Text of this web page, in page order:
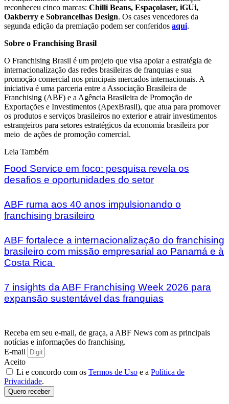
reconheceu cinco marcas: Chilli Beans, Espaçolaser, iGUi,
Oakberry e Sobrancelhas Design. Os cases vencedores da
segunda edição da premiação podem ser conferidos aqui.
Sobre o Franchising Brasil
O Franchising Brasil é um projeto que visa apoiar a estratégia de
internacionalização das redes brasileiras de franquias e sua
promoção comercial nos principais mercados internacionais. A
iniciativa é uma parceria entre a Associação Brasileira de
Franchising (ABF) e a Agência Brasileira de Promoção de
Exportações e Investimentos (ApexBrasil), que atua para promover
os produtos e serviços brasileiros no exterior e atrair investimentos
estrangeiros para setores estratégicos da economia brasileira por
meio de ações de promoção comercial.
Leia Também
Food Service em foco: pesquisa revela os
desafios e oportunidades do setor
ABF ruma aos 40 anos impulsionando o
franchising brasileiro
ABF fortalece a internacionalização do franchising
brasileiro com missão empresarial ao Panamá e à
Costa Rica
7 insights da ABF Franchising Week 2026 para
expansão sustentável das franquias
Receba em seu e-mail, de graça, a ABF News com as principais
notícias e informações do franchising.
E-mail
Aceito
Li e concordo com os Termos de Uso e a Política de
Privacidade.
Quero receber